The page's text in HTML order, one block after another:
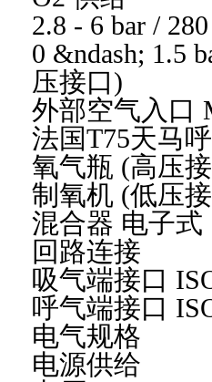
2.8 - 6 bar /
0 &ndash; 1.5
压接口)
外部空气入口
法国T75天马
氧气瓶 (高压
制氧机 (低压
混合器 电子
回路连接
吸气端接口
呼气端接口
电气规格
电源供给